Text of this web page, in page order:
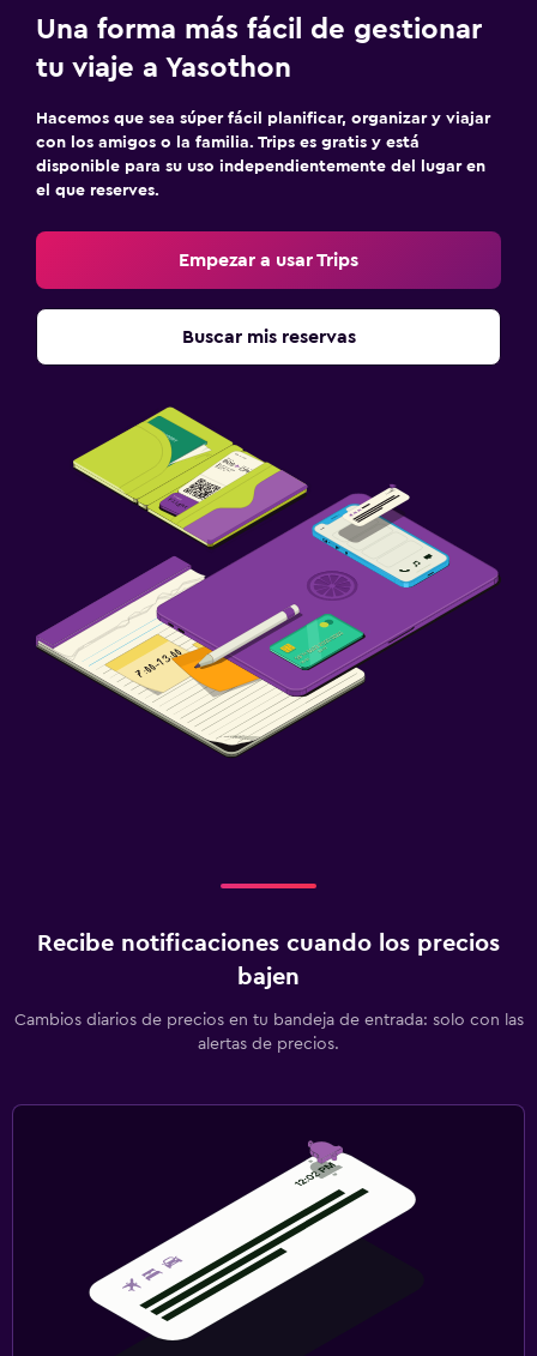
Una forma más fácil de gestionar
tu viaje a Yasothon
Hacemos que sea súper fácil planificar, organizar y viajar
con los amigos o la familia. Trips es gratis y está
disponible para su uso independientemente del lugar en
el que reserves.
Empezar a usar Trips
Buscar mis reservas
Recibe notificaciones cuando los precios
bajen
Cambios diarios de precios en tu bandeja de entrada: solo con las
alertas de precios.